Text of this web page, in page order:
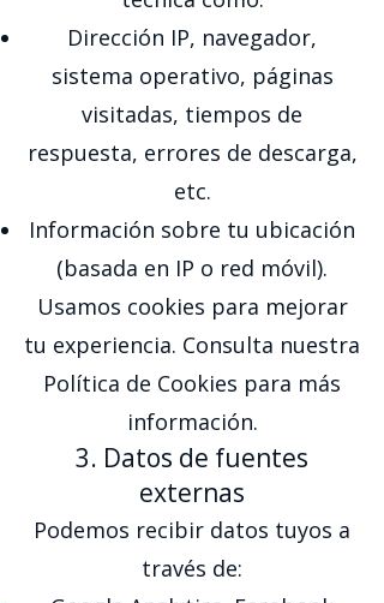
Dirección IP, navegador,
sistema operativo, páginas
visitadas, tiempos de
respuesta, errores de descarga,
etc.
Información sobre tu ubicación
(basada en IP o red móvil).
Usamos cookies para mejorar
tu experiencia. Consulta nuestra
Política de Cookies para más
información.
3. Datos de fuentes
externas
Podemos recibir datos tuyos a
través de: